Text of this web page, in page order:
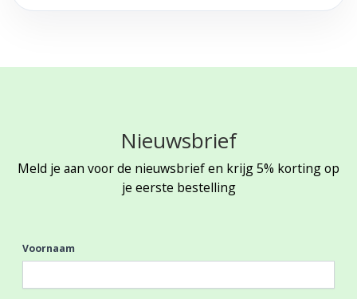
Nieuwsbrief
Meld je aan voor de nieuwsbrief en krijg 5% korting op
je eerste bestelling
Voornaam